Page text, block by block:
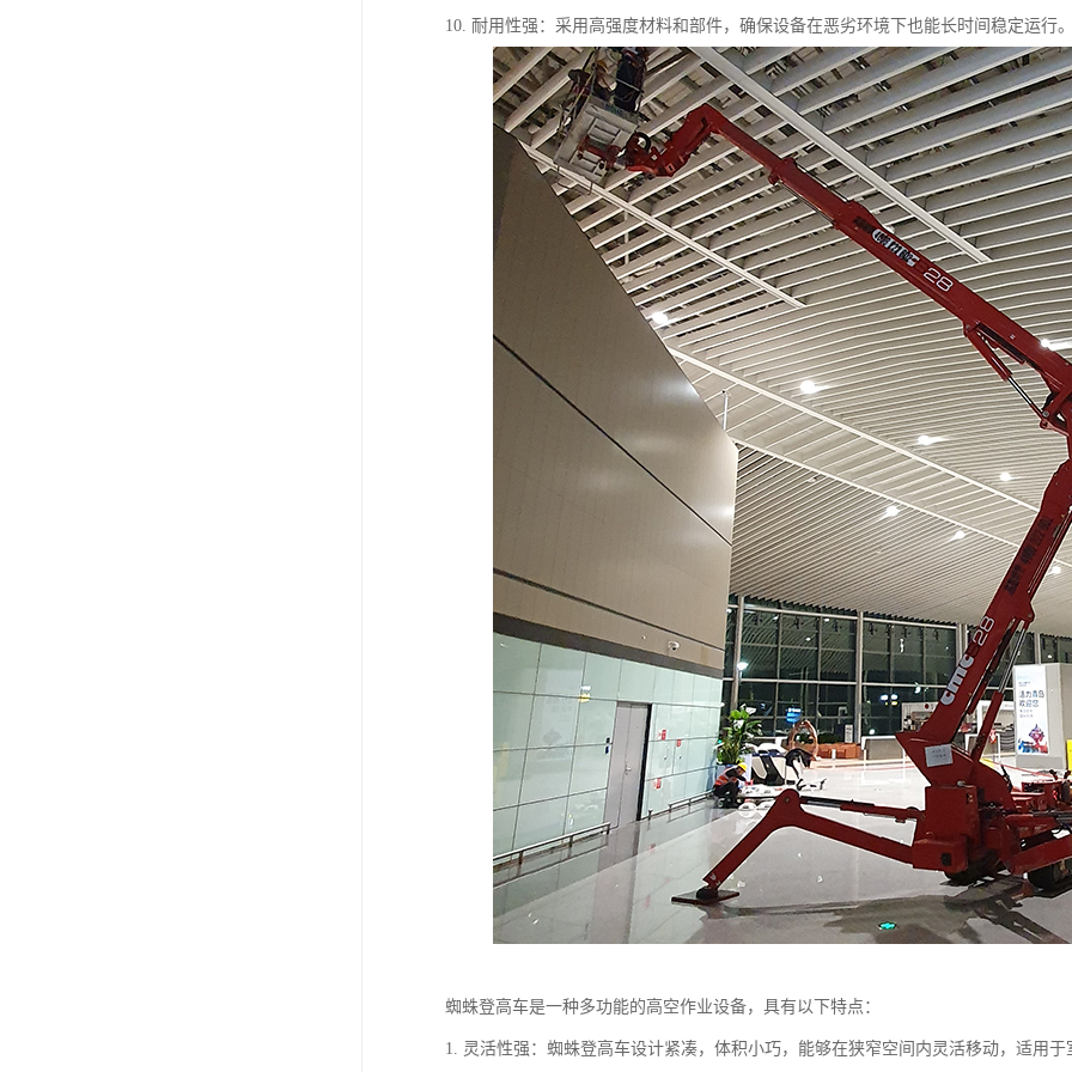
10. 耐用性强：采用高强度材料和部件，确保设备在恶劣环境下也能长时间稳定运行
蜘蛛登高车是一种多功能的高空作业设备，具有以下特点：
1. 灵活性强：蜘蛛登高车设计紧凑，体积小巧，能够在狭窄空间内灵活移动，适用